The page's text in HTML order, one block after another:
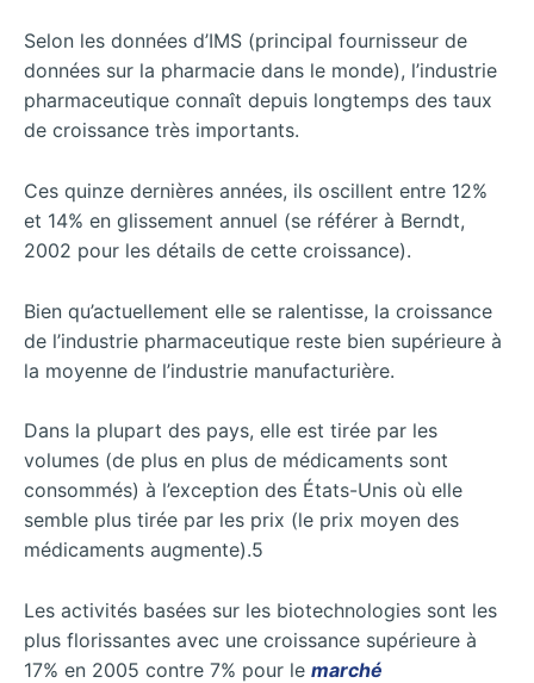
Selon les données d’IMS (principal fournisseur de
données sur la pharmacie dans le monde), l’industrie
pharmaceutique connaît depuis longtemps des taux
de croissance très importants.
Ces quinze dernières années, ils oscillent entre 12%
et 14% en glissement annuel (se référer à Berndt,
2002 pour les détails de cette croissance).
Bien qu’actuellement elle se ralentisse, la croissance
de l’industrie pharmaceutique reste bien supérieure à
la moyenne de l’industrie manufacturière.
Dans la plupart des pays, elle est tirée par les
volumes (de plus en plus de médicaments sont
consommés) à l’exception des États-Unis où elle
semble plus tirée par les prix (le prix moyen des
médicaments augmente).5
Les activités basées sur les biotechnologies sont les
plus florissantes avec une croissance supérieure à
17% en 2005 contre 7% pour le marché